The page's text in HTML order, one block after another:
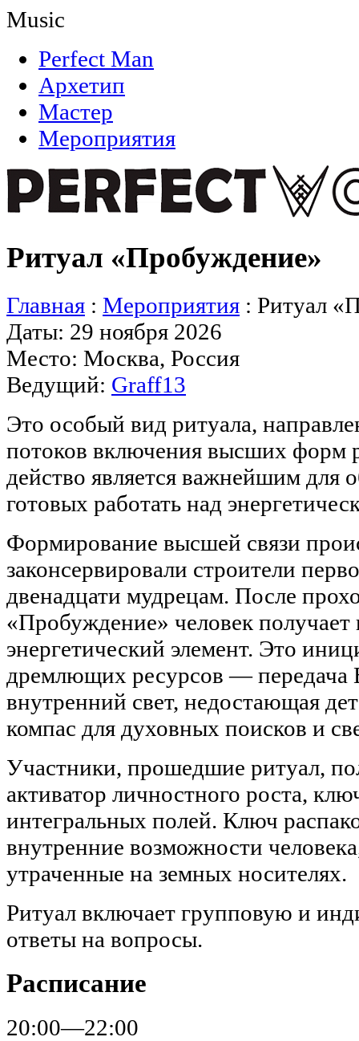
Music
Perfect Man
Архетип
Мастер
Мероприятия
Ритуал «Пробуждение»
Главная : Мероприятия : Ритуал
Даты: 29 ноября 2026
Место: Москва, Россия
Ведущий: Graff13
Это особый вид ритуала,
потоков включения высших форм
действо является важнейшим для
готовых работать над
Формирование высшей связи
законсервировали строители
двенадцати мудрецам. После
«Пробуждение» человек
энергетический элемент. Это
дремлющих ресурсов — передача
внутренний свет, недостающая
компас для духовных поисков и
Участники, прошедшие ритуал,
активатор личностного роста,
интегральных полей. Ключ
внутренние возможности
утраченные на земных носителях.
Ритуал включает групповую и
ответы на вопросы.
Расписание
20:00—22:00